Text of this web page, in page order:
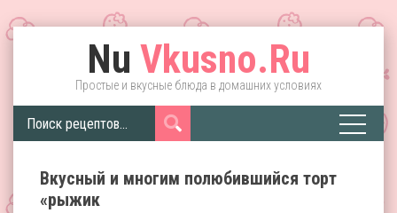
Nu Vkusno.Ru
Простые и вкусные блюда в домашних условиях
Вкусный и многим полюбившийся торт
«рыжик